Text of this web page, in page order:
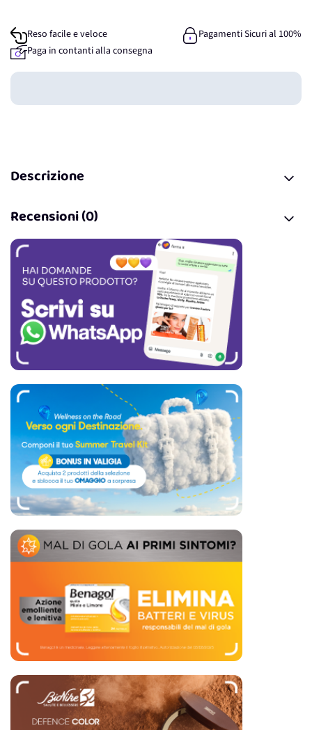
Reso facile e veloce
Pagamenti Sicuri al 100%
Paga in contanti alla consegna
Guadagna
Descrizione
Recensioni (0)